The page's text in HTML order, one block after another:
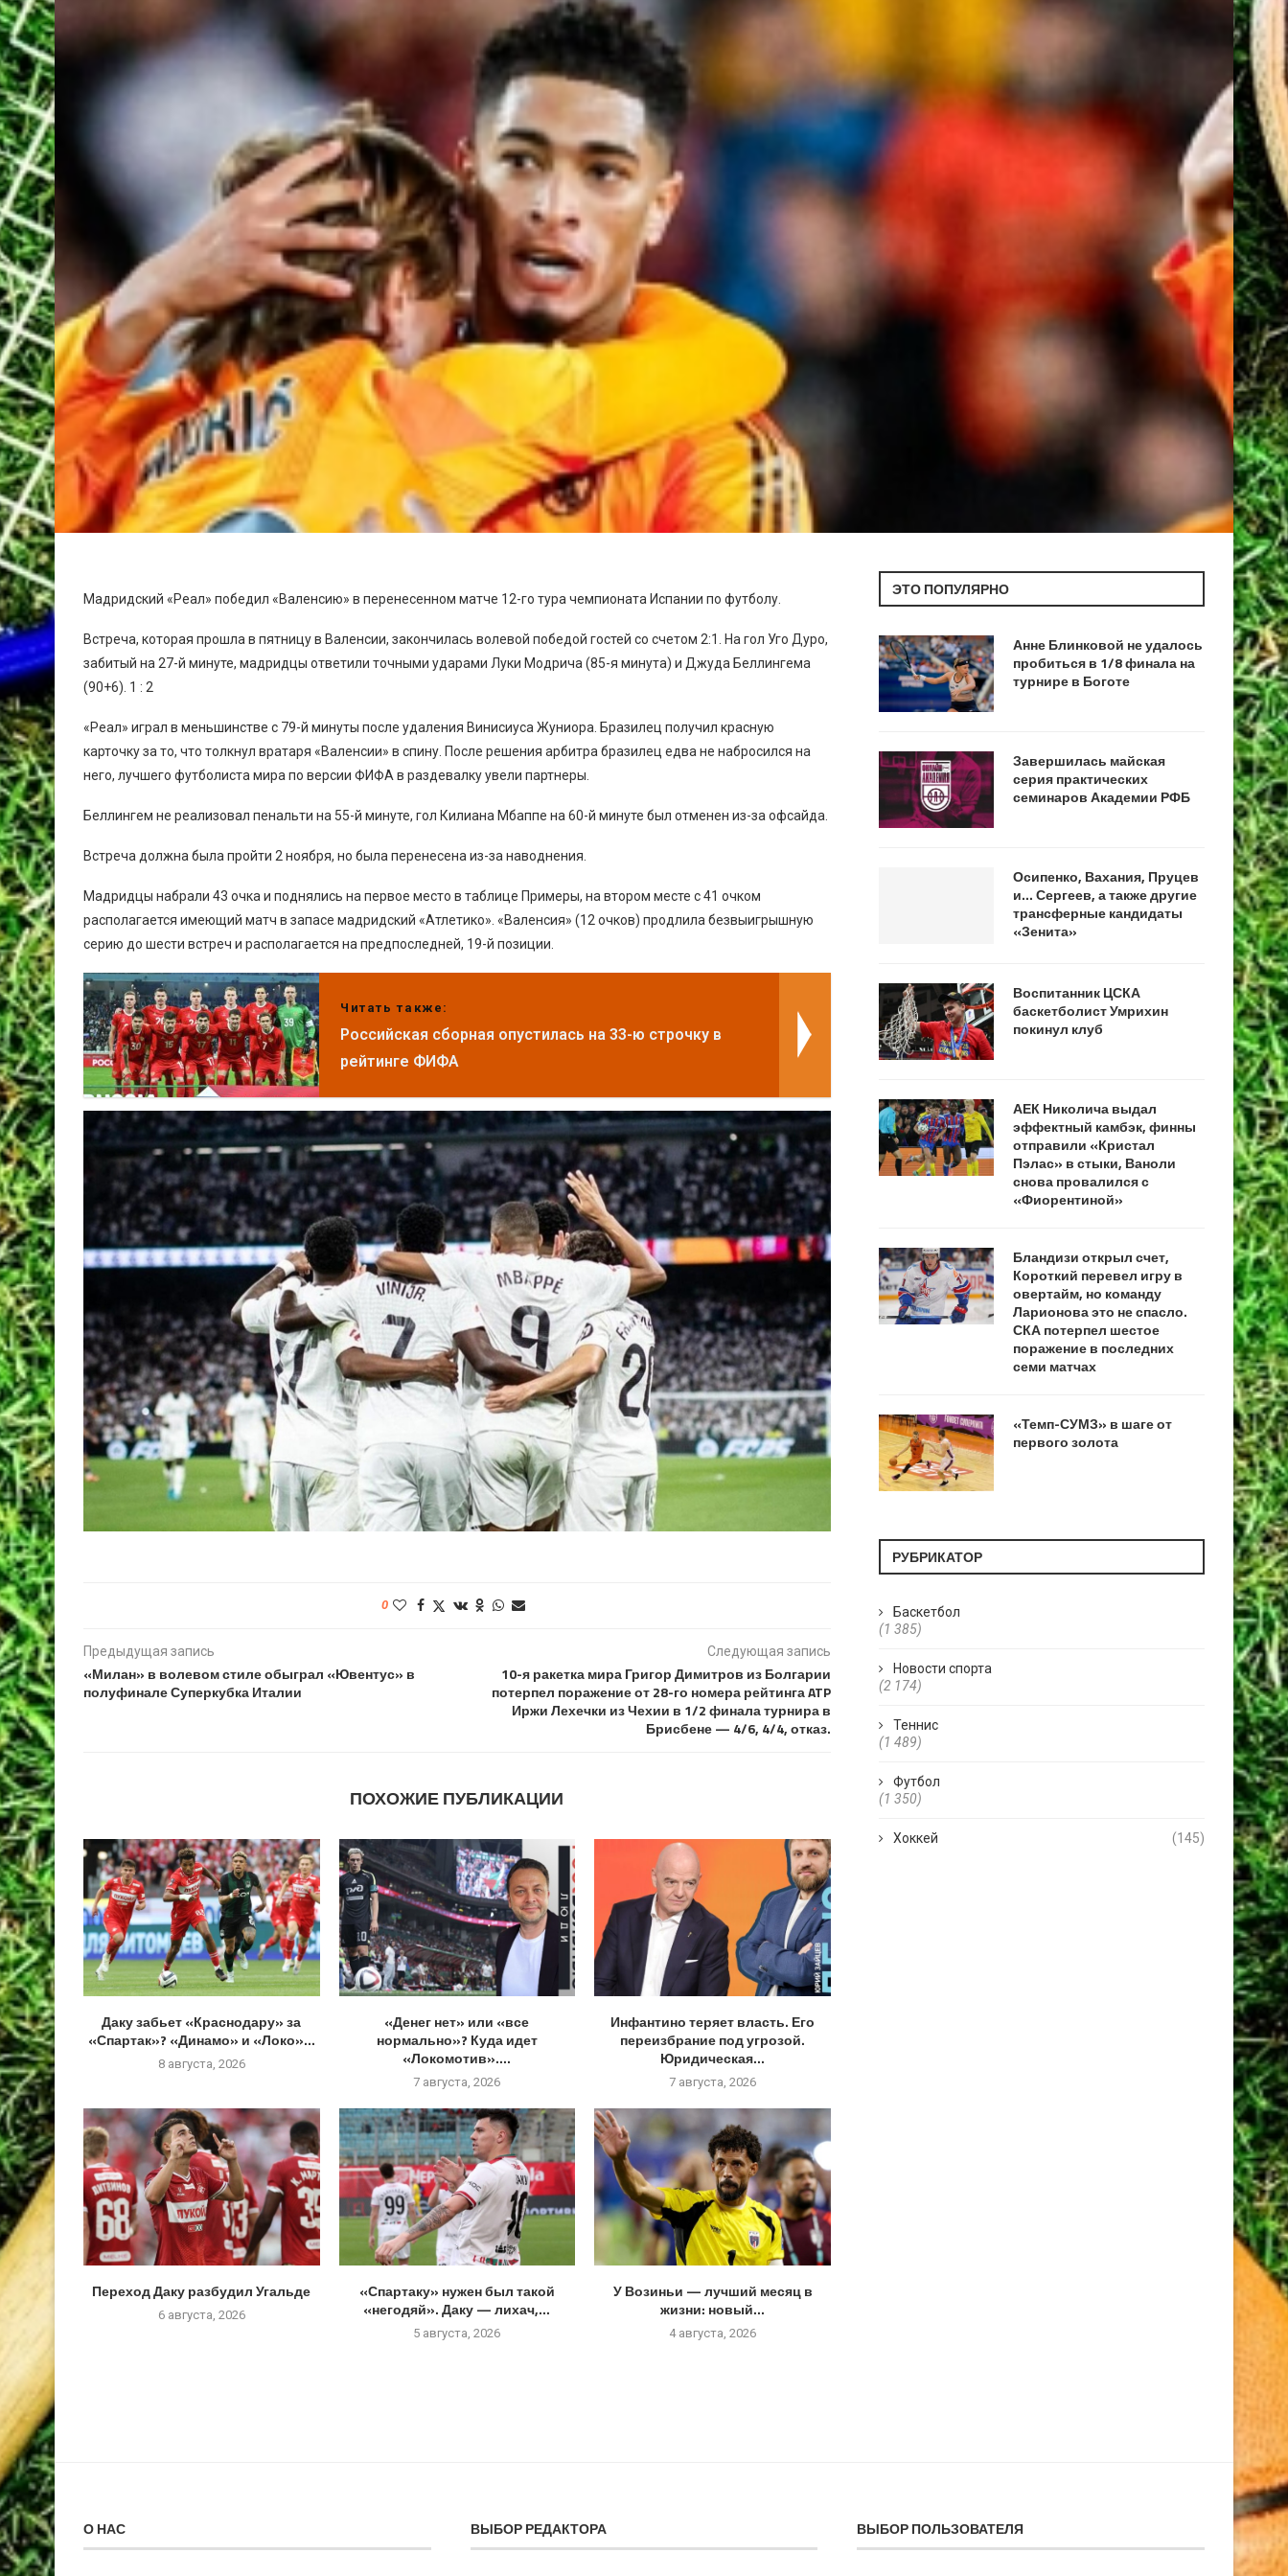
Мадридский «Реал» победил «Валенсию» в перенесенном матче 12-го тура чемпионата Испании по футболу.
Встреча, которая прошла в пятницу в Валенсии, закончилась волевой победой гостей со счетом 2:1. На гол Уго Дуро,
забитый на 27-й минуте, мадридцы ответили точными ударами Луки Модрича (85-я минута) и Джуда Беллингема
(90+6). 1 : 2
«Реал» играл в меньшинстве с 79-й минуты после удаления Винисиуса Жуниора. Бразилец получил красную
карточку за то, что толкнул вратаря «Валенсии» в спину. После решения арбитра бразилец едва не набросился на
него, лучшего футболиста мира по версии ФИФА в раздевалку увели партнеры.
Беллингем не реализовал пенальти на 55-й минуте, гол Килиана Мбаппе на 60-й минуте был отменен из-за офсайда.
Встреча должна была пройти 2 ноября, но была перенесена из-за наводнения.
Мадридцы набрали 43 очка и поднялись на первое место в таблице Примеры, на втором месте с 41 очком
располагается имеющий матч в запасе мадридский «Атлетико». «Валенсия» (12 очков) продлила безвыигрышную
серию до шести встреч и располагается на предпоследней, 19-й позиции.
Читать также:
Российская сборная опустилась на 33-ю строчку в
рейтинге ФИФА
0
Предыдущая запись
«Милан» в волевом стиле обыграл «Ювентус» в
полуфинале Суперкубка Италии
Следующая запись
10-я ракетка мира Григор Димитров из Болгарии
потерпел поражение от 28-го номера рейтинга ATP
Иржи Лехечки из Чехии в 1/2 финала турнира в
Брисбене — 4/6, 4/4, отказ.
ПОХОЖИЕ ПУБЛИКАЦИИ
Даку забьет «Краснодару» за
«Спартак»? «Динамо» и «Локо»...
8 августа, 2026
«Денег нет» или «все
нормально»? Куда идет
«Локомотив»....
7 августа, 2026
Инфантино теряет власть. Его
переизбрание под угрозой.
Юридическая...
7 августа, 2026
Переход Даку разбудил Угальде
6 августа, 2026
«Спартаку» нужен был такой
«негодяй». Даку — лихач,...
5 августа, 2026
У Возиньи — лучший месяц в
жизни: новый...
4 августа, 2026
ЭТО ПОПУЛЯРНО
Анне Блинковой не удалось
пробиться в 1/8 финала на
турнире в Боготе
Завершилась майская
серия практических
семинаров Академии РФБ
Осипенко, Вахания, Пруцев
и… Сергеев, а также другие
трансферные кандидаты
«Зенита»
Воспитанник ЦСКА
баскетболист Умрихин
покинул клуб
АЕК Николича выдал
эффектный камбэк, финны
отправили «Кристал
Пэлас» в стыки, Ваноли
снова провалился с
«Фиорентиной»
Бландизи открыл счет,
Короткий перевел игру в
овертайм, но команду
Ларионова это не спасло.
СКА потерпел шестое
поражение в последних
семи матчах
«Темп-СУМЗ» в шаге от
первого золота
РУБРИКАТОР
Баскетбол
(1 385)
Новости спорта
(2 174)
Теннис
(1 489)
Футбол
(1 350)
Хоккей (145)
О НАС ВЫБОР РЕДАКТОРА ВЫБОР ПОЛЬЗОВАТЕЛЯ